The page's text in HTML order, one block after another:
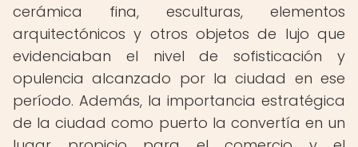
cerámica fina, esculturas, elementos
arquitectónicos y otros objetos de lujo que
evidenciaban el nivel de sofisticación y
opulencia alcanzado por la ciudad en ese
período. Además, la importancia estratégica
de la ciudad como puerto la convertía en un